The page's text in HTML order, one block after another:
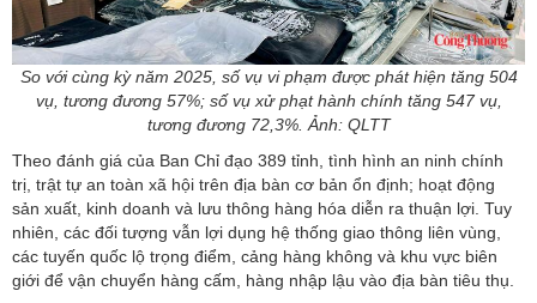
So với cùng kỳ năm 2025, số vụ vi phạm được phát hiện tăng 504
vụ, tương đương 57%; số vụ xử phạt hành chính tăng 547 vụ,
tương đương 72,3%. Ảnh: QLTT
Theo đánh giá của Ban Chỉ đạo 389 tỉnh, tình hình an ninh chính
trị, trật tự an toàn xã hội trên địa bàn cơ bản ổn định; hoạt động
sản xuất, kinh doanh và lưu thông hàng hóa diễn ra thuận lợi. Tuy
nhiên, các đối tượng vẫn lợi dụng hệ thống giao thông liên vùng,
các tuyến quốc lộ trọng điểm, cảng hàng không và khu vực biên
giới để vận chuyển hàng cấm, hàng nhập lậu vào địa bàn tiêu thụ.